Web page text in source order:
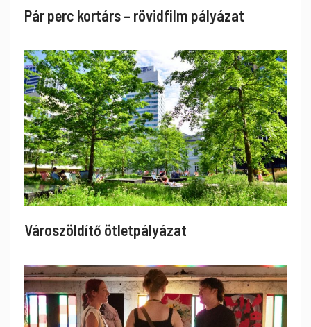
Pár perc kortárs – rövidfilm pályázat
Városzöldítő ötletpályázat